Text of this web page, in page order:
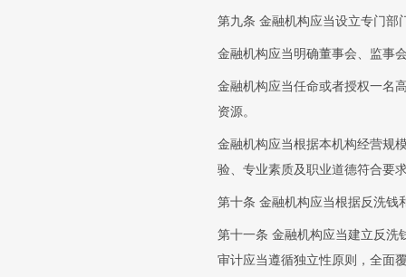
第九条 金融机构应当设立专门部
金融机构应当明确董事会、监事
金融机构应当任命或者授权一名
资源。
金融机构应当根据本机构经营规
验、专业素质及职业道德符合要
第十条 金融机构应当根据反洗钱
第十一条 金融机构应当建立反洗
审计应当遵循独立性原则，全面